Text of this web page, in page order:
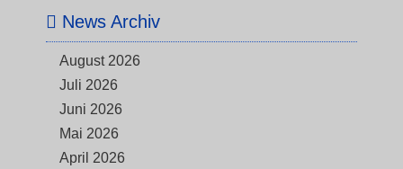
News Archiv
August 2026
Juli 2026
Juni 2026
Mai 2026
April 2026